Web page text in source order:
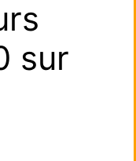
sur